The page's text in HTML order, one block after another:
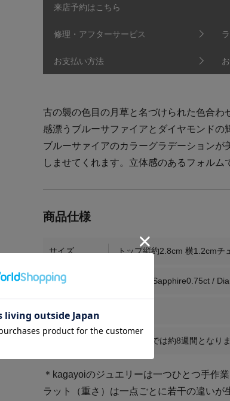
来店予約はこちら
修理・アフターサービス
お支払い方法
古の襲の色目の月草と名づけられた色合わ
感漂うブルーサファイアとダイヤモンドの
ブルーサァイアのカラーグラデーションが
しませてくれます。立体感のあるフォルム
サイズ トップ縦約2.8cm 横1.2cmチ
素材 PT / BlueSapphire0.75ct /
商品番号
お届けまでは約8週間となりま
＊kagayoiのジュエリーは一つひとつ手作
ラット（重さ）は一点ごとに若干の違い